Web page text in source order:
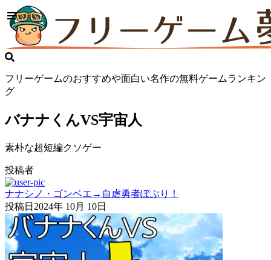
フリーゲームのおすすめや面白い名作の無料ゲームランキン
グ
バナナくんVS宇宙人
素朴な超短編クソゲー
投稿者
ナナシノ・ゴンベエ→自虐勇者ぽぷり！
投稿日 2024年 10月 10日